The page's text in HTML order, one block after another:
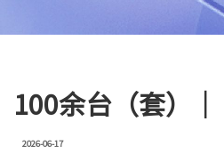
100余台（套）
2026-06-17